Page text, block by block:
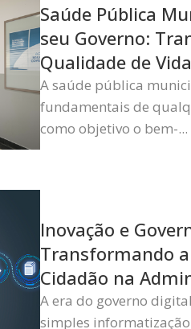
Saúde Pública
seu Governo:
Qualidade de Vida
A saúde pública
fundamentais de
como objetivo o bem-...
Inovação e
Transformando
Cidadão na
A era do governo
simples